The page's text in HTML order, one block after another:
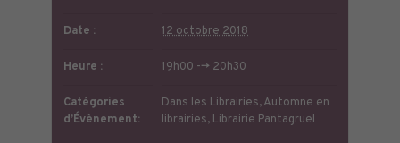
Date : 12 octobre 2018
Heure : 19h00 --> 20h30
Catégories
d’Évènement:
Dans les Librairies,Automne en
librairies, Librairie Pantagruel